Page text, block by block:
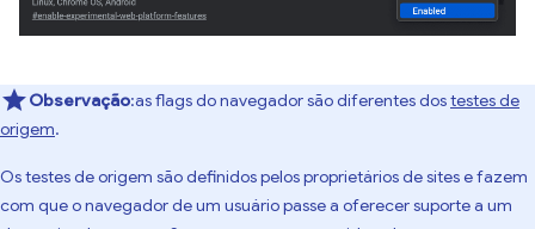
Observação:as flags do navegador são diferentes dostestes de
origem.
Os testes de origem são definidos pelos proprietários de sites e fazem
com que o navegador de um usuário passe a oferecer suporte a um